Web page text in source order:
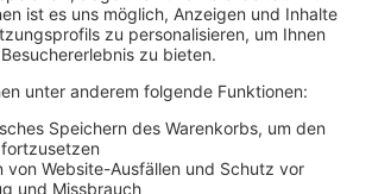
und Produktschulungen